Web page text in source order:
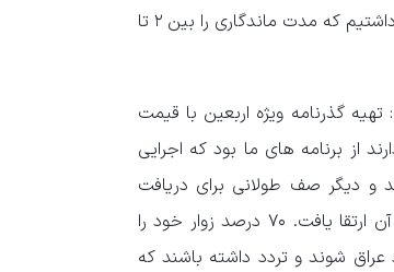
یک رکورد تاریخی است. البته ظهر روز اربعین ازدحام جمعیت در مرز مهران داشتیم که مدت ماندگاری را بین ۲ تا
گذرنامه ویژه اربعین با قیمت
گذرنامه هایی که زیر ۶ ماه اعتبار دارند از برنامه های ما بود که اجرایی
شدند و دیگر صف طولانی برای دریافت
گذرنامه وجود نداشت. خدمات بیمه هم قابل قبول بود و سطح امکانات آن ارتقا یافت. ۷۰ درصد زوار خود را
عراق شوند و تردد داشته باشند که